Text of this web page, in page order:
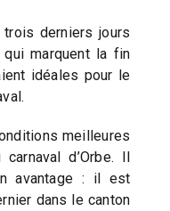
derniers jours
marquent la fin
idéales pour le
meilleures
d’Orbe. Il
avantage : il est
dans le canton